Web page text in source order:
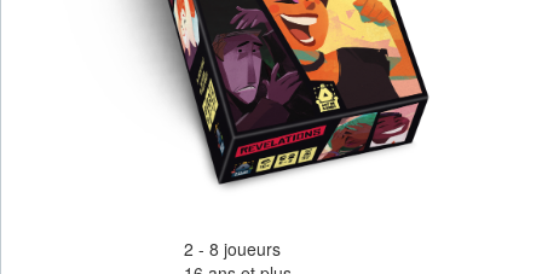
2 - 8 joueurs